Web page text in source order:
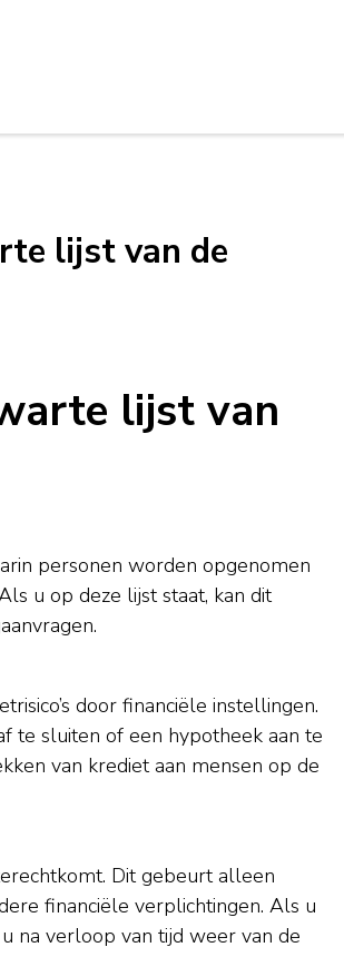
lijst van de
lijst van
personen worden opgenomen
u op deze lijst staat, kan dit
door financiële instellingen.
te sluiten of een hypotheek aan te
van krediet aan mensen op de
Dit gebeurt alleen
financiële verplichtingen. Als u
na verloop van tijd weer van de